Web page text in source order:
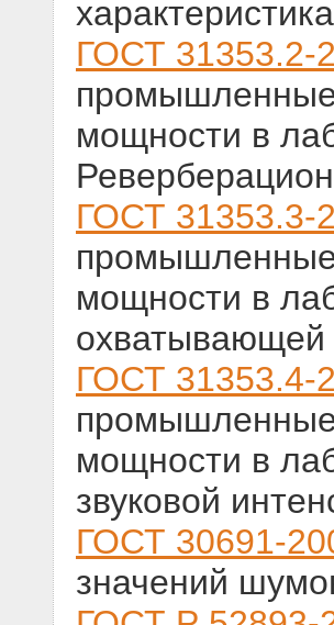
ГОСТ 31353.2-
мощности в
ГОСТ 31353.3-
мощности в
охватывающей
ГОСТ 31353.4-
мощности в
звуковой
ГОСТ 30691-
значений